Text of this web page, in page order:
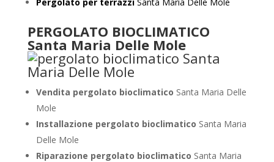
PERGOLATO BIOCLIMATICO
Santa Maria Delle Mole
Vendita pergolato bioclimatico Santa Maria Delle
Mole
Installazione pergolato bioclimatico Santa Maria
Delle Mole
Riparazione pergolato bioclimatico Santa Maria